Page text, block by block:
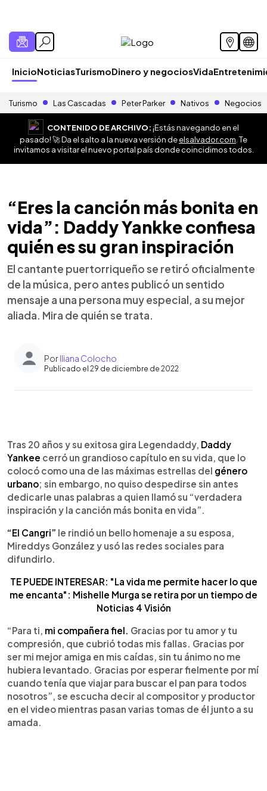
InicioNoticiasTurismoDinero y negociosVida
Turismo Las Cascadas Peter Parker Nativos Negocios
CONTENIDO DE ARCHIVO:¡Estás navegando en el
pasado! 🚀 Da el salto a la nueva versión deelsalvador.com . Te
invitamos a visitar el nuevo portal país donde coincidimos todos.
“Eres la canción más bonita en
vida”: Daddy Yankke confiesa
quién es su gran inspiración
El cantante puertorriqueño se retiró oficialmente
de la música, pero antes publicó un sentido
mensaje a una persona muy especial, a su mejor
aliada. Mira de quién se trata.
PorIliana Colocho
Publicado el 29 de diciembre de 2022
► Escuchar artículo
Tras 20 años y su exitosa gira Legendaddy, Daddy
Yankee cerró un grandioso capítulo en su vida, que lo
colocó como una de las máximas estrellas del género
urbano; sin embargo, no quiso despedirse sin antes
dedicarle unas palabras a quien llamó su “verdadera
inspiración y la canción más bonita en vida”.
“El Cangri” le rindió un bello homenaje a su esposa,
Mireddys González y usó las redes sociales para
difundirlo.
TE PUEDE INTERESAR: "La vida me permite hacer lo que
me encanta": Mishelle Murga se retira por un tiempo de
Noticias 4 Visión
“Para ti, mi compañera fiel. Gracias por tu amor y tu
compresión, que cubrió todas mis fallas. Gracias por
ser mi mejor amiga en mis caídas, sin tu ánimo no me
hubiera levantado. Gracias por esperar fielmente por mí
cuando tenía que viajar para buscar el pan para todos
nosotros”, se escucha decir al compositor y productor
en el video mientras pasan varias tomas de él junto a su
amada.